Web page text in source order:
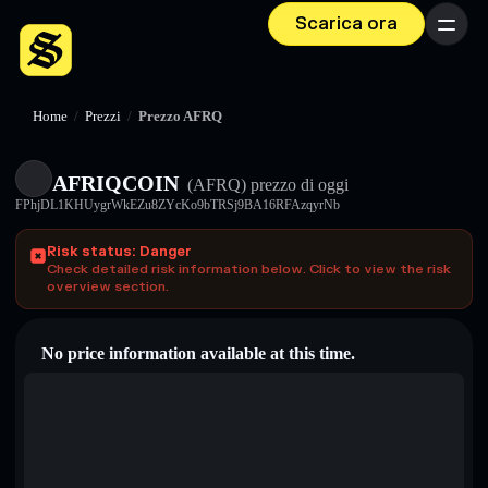
Scarica ora Menu
Home / Prezzi / Prezzo AFRQ
AFRIQCOIN (AFRQ) prezzo di oggi
FPhjDL1KHUygrWkEZu8ZYcKo9bTRSj9BA16RFAzqyrNb
Risk status: Danger
Check detailed risk information below. Click to view the risk
overview section.
No price information available at this time.